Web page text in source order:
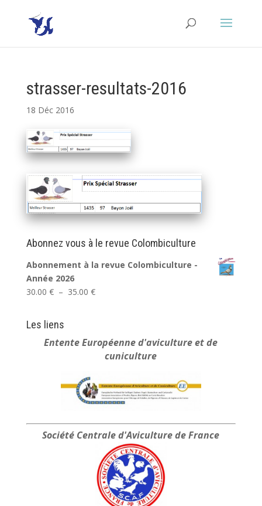
strasser-resultats-2016
18 Déc 2016
Abonnez vous à le revue Colombiculture
Abonnement à la revue Colombiculture -
Année 2026
30.00 € – 35.00 €Plage
à
35.00 €
Les liens
Entente Européenned'aviculture et de
cuniculture
Société Centraled'Aviculture de France